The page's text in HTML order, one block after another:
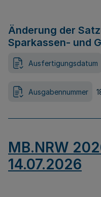
Änderung der
Sparkassen- und
Ausfertigungsdatum
Ausgabennummer
MB.NRW
14.07.2026